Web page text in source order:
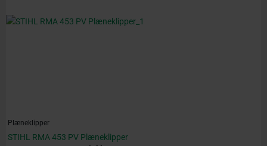
Plæneklipper
STIHL RMA 453 PV Plæneklipper